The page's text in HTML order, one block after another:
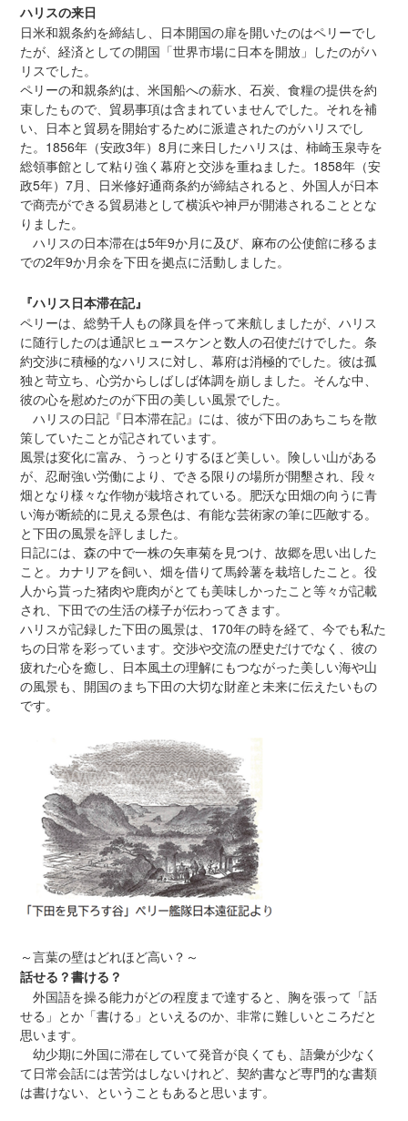
ハリスの来日
日米和親条約を締結し、日本開国の扉を開いたのはペリーでし
たが、経済としての開国「世界市場に日本を開放」したのがハ
リスでした。
ペリーの和親条約は、米国船への薪水、石炭、食糧の提供を約
束したもので、貿易事項は含まれていませんでした。それを補
い、日本と貿易を開始するために派遣されたのがハリスでし
た。1856年（安政3年）8月に来日したハリスは、柿崎玉泉寺を
総領事館として粘り強く幕府と交渉を重ねました。1858年（安
政5年）7月、日米修好通商条約が締結されると、外国人が日本
で商売ができる貿易港として横浜や神戸が開港されることとな
りました。
ハリスの日本滞在は5年9か月に及び、麻布の公使館に移るま
での2年9か月余を下田を拠点に活動しました。
『ハリス日本滞在記』
ペリーは、総勢千人もの隊員を伴って来航しましたが、ハリス
に随行したのは通訳ヒュースケンと数人の召使だけでした。条
約交渉に積極的なハリスに対し、幕府は消極的でした。彼は孤
独と苛立ち、心労からしばしば体調を崩しました。そんな中、
彼の心を慰めたのが下田の美しい風景でした。
ハリスの日記『日本滞在記』には、彼が下田のあちこちを散
策していたことが記されています。
風景は変化に富み、うっとりするほど美しい。険しい山がある
が、忍耐強い労働により、できる限りの場所が開墾され、段々
畑となり様々な作物が栽培されている。肥沃な田畑の向うに青
い海が断続的に見える景色は、有能な芸術家の筆に匹敵する。
と下田の風景を評しました。
日記には、森の中で一株の矢車菊を見つけ、故郷を思い出した
こと。カナリアを飼い、畑を借りて馬鈴薯を栽培したこと。役
人から貰った猪肉や鹿肉がとても美味しかったこと等々が記載
され、下田での生活の様子が伝わってきます。
ハリスが記録した下田の風景は、170年の時を経て、今でも私た
ちの日常を彩っています。交渉や交流の歴史だけでなく、彼の
疲れた心を癒し、日本風土の理解にもつながった美しい海や山
の風景も、開国のまち下田の大切な財産と未来に伝えたいもの
です。
～言葉の壁はどれほど高い？～
話せる？書ける？
外国語を操る能力がどの程度まで達すると、胸を張って「話
せる」とか「書ける」といえるのか、非常に難しいところだと
思います。
幼少期に外国に滞在していて発音が良くても、語彙が少なく
て日常会話には苦労はしないけれど、契約書など専門的な書類
は書けない、ということもあると思います。